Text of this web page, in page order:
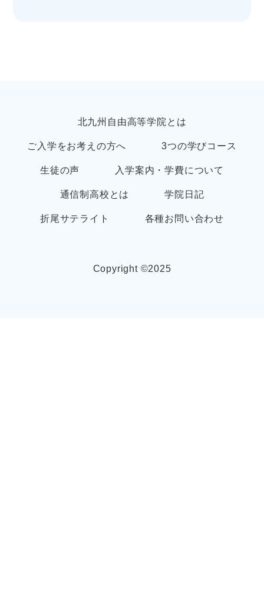
北九州自由高等学院とは
ご入学をお考えの方へ 3つの学びコース
生徒の声 入学案内・学費について
通信制高校とは 学院日記
折尾サテライト 各種お問い合わせ
Copyright ©︎2025